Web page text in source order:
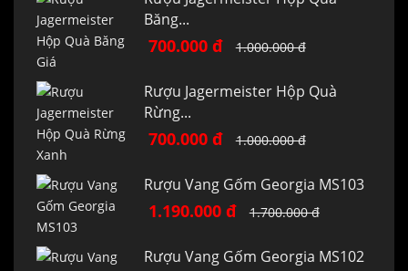
Băng...
700.000 đ 1.000.000 đ
Rượu Jagermeister Hộp Quà
Rừng...
700.000 đ 1.000.000 đ
Rượu Vang Gốm Georgia MS103
1.190.000 đ 1.700.000 đ
Rượu Vang Gốm Georgia MS102